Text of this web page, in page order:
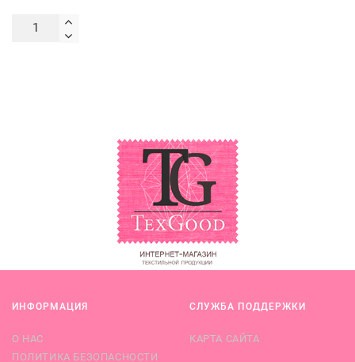
ИНФОРМАЦИЯ
О НАС
ПОЛИТИКА БЕЗОПАСНОСТИ
СЛУЖБА ПОДДЕРЖКИ
КАРТА САЙТА